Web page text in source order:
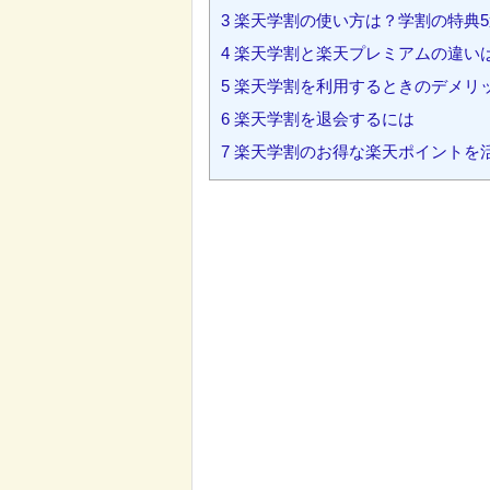
3 楽天学割の使い方は？学割の特典
4 楽天学割と楽天プレミアムの違い
5 楽天学割を利用するときのデメリ
6 楽天学割を退会するには
7 楽天学割のお得な楽天ポイントを